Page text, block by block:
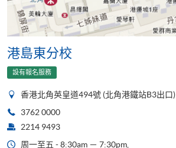
港島東分校
設有報名服務
香港北角英皇道494號 (北角港鐵站B3出口)
3762 0000
2214 9493
周一至五 - 8:30am － 7:30pm,